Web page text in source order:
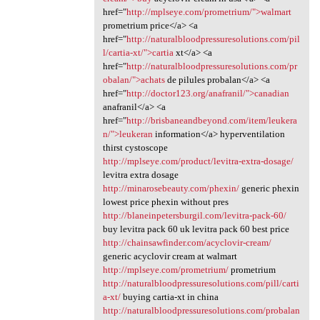
href="http://mplseye.com/prometrium/">walmart
prometrium price</a> <a
href="http://naturalbloodpressuresolutions.com/pil
l/cartia-xt/">cartiaxt</a> <a
href="http://naturalbloodpressuresolutions.com/pr
obalan/">achatsde pilules probalan</a> <a
href="http://doctor123.org/anafranil/">canadian
anafranil</a> <a
href="http://brisbaneandbeyond.com/item/leukera
n/">leukeran information</a> hyperventilation
thirst cystoscope
http://mplseye.com/product/levitra-extra-dosage/
levitra extra dosage
http://minarosebeauty.com/phexin/generic phexin
lowest price phexin without pres
http://blaneinpetersburgil.com/levitra-pack-60/
buy levitra pack 60 uk levitra pack 60 best price
http://chainsawfinder.com/acyclovir-cream/
generic acyclovir cream at walmart
http://mplseye.com/prometrium/prometrium
http://naturalbloodpressuresolutions.com/pill/carti
a-xt/buying cartia-xt in china
http://naturalbloodpressuresolutions.com/probalan